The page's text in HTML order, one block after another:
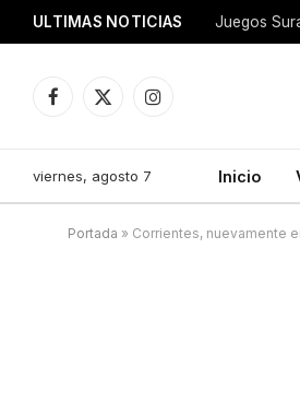
ULTIMAS NOTICIAS Juegos
Facebook
X
Instagram
viernes, agosto 7 Inicio
Portada » Corrientes, nuevamente